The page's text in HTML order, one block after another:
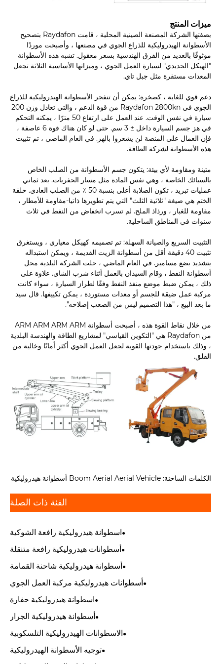
ميزات المنتج
بصفتها الشركة المصنعة الصينية المحلية ، قامت Raydafon بتصحيح
الأسطوانة الهيدروليكية للذراع الجوي في مصنعها ، وأصبحت موردًا
موثوقًا بالعديد من الفرق الهندسية بسعر معقول. تشبه هذه الأسطوانة
"الهيكل الحديدي" لسيارة العمل الجوي ، وميزاتها الأساسية الثلاثة تجعل
المعدات مستقرة مثل جبل تاي.
دعم قوي للغاية ، كصخرة: يمكن أن تنفجر الأسطوانة الهيدروليكية للذراع
الجوي في Raydafon 2800kn من قوة الدعم ، والتي تعادل وزن 200
سيارة في نفس الوقت. عند العمل على ارتفاع 50 مترًا ، يمكنه التحكم
في هز جسم السيارة داخل ± 3 سم. حتى لو كان هناك قوة 6 عاصفة ،
فإن العمال على المنصة لن يشعروا بالهز. في العام الماضي ، تم تثبيت
هذه الأسطوانة لشركة الطاقة.
متينة ومقاومة لأي بيئة: يتكون جسم الأسطوانة من الصلب الخاص
بالسبائك الخاصة ، وهي نفس المادة مثل مسار الحفريات. بعد ثماني
عمليات تبريد ، تكون الصلابة أعلى بنسبة 50 ٪ من الصلب العادي. حلقة
الختم هي صيغة "ثلاثية الثلث" التي يتم تطويرها ذاتيا-مقاومة للأمطار ،
مقاومة للغبار ، ورذاذ الملح. لم تسرب انخفاض من النفط في ثلاث
سنوات في المناطق الساحلية.
التثبيت السريع والصيانة السهلة: تم تصميمه كهيكل معياري ، ويستغرق
تثبيت 40 دقيقة أقل من أسطوانة الزيت القديمة ، ويمكن استبداله
بتشديد بضع مسامير. في العام الماضي ، حلت الشركة البلدية محل
أسطوانة النفط ، وقام السيدان بالعمل أثناء شرب الشاي. علاوة على
ذلك ، يمكن ضبط موضع منفذ النفط وفقًا لطراز السيارة ، سواء كانت
مركبة عمل ضيقة للجسم أو معدات مستوردة ، يمكن تكييفها. قال سيد
ما بعد البيع ، "هذا التصميم ليس من الصعب إصلاحه".
من خلال نقاط القوة هذه ، أصبحت أسطوانة ARM ARM ARM ARM
من Raydafon هي "التكوين القياسي" لمشاريع الطاقة والهندسة البلدية
، وذلك باستخدام جودتها القوية لجعل العمل الجوي أكثر أمانًا وخالية من
القلق.
الكلمات الساخنة: Boom Aerial Aerial Vehicle أسطوانة هيدروليكية
الفئة ذات الصلة
اسطوانة هيدروليكية رافعة الشوكية
أسطوانات هيدروليكية رافعة متنقلة
أسطوانة هيدروليكية شاحنة القمامة
أسطوانات هيدروليكية مركبة العمل الجوي
اسطوانة هيدروليكية حفارة
أسطوانة هيدروليكية الجرار
الاسطوانات الهيدروليكية التلسكوبية
توجيه الأسطوانة الهيدروليكية